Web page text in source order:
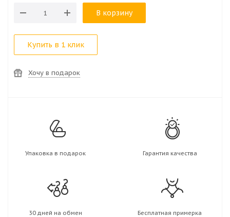
В корзину
Купить в 1 клик
Хочу в подарок
Упаковка в подарок Гарантия качества
30 дней на обмен Бесплатная примерка